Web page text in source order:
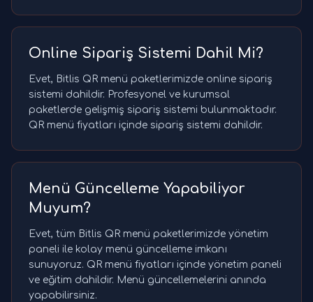
Online Sipariş Sistemi Dahil Mi?
Evet, Bitlis QR menü paketlerimizde online sipariş
sistemi dahildir. Profesyonel ve kurumsal
paketlerde gelişmiş sipariş sistemi bulunmaktadır.
QR menü fiyatları içinde sipariş sistemi dahildir.
Menü Güncelleme Yapabiliyor
Muyum?
Evet, tüm Bitlis QR menü paketlerimizde yönetim
paneli ile kolay menü güncelleme imkanı
sunuyoruz. QR menü fiyatları içinde yönetim paneli
ve eğitim dahildir. Menü güncellemelerini anında
yapabilirsiniz.